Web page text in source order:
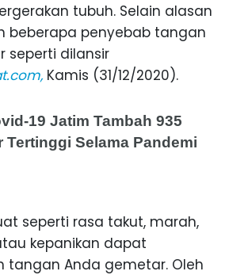
tubuh. Selain alasan
beberapa penyebab tangan
seperti dilansir
Kamis (31/12/2020).
19 Jatim Tambah 935
Tertinggi Selama Pandemi
seperti rasa takut, marah,
kepanikan dapat
tangan Anda gemetar. Oleh